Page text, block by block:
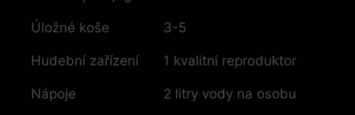
Úložné koše 3-5
Hudební zařízení 1 kvalitní reproduktor
Nápoje 2 litry vody na osobu